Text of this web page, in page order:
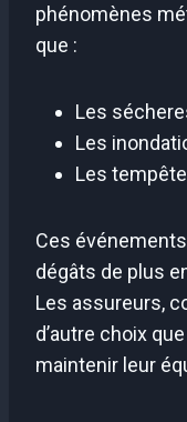
phénomènes
que :
Les
Les
Les
Ces
dégâts de plus
Les assureurs,
d’autre choix
maintenir leur